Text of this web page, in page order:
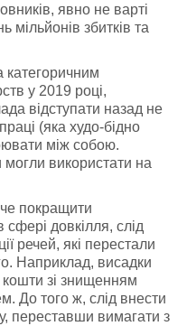
явно не варті
мільйонів збитків та
категоричним
у 2019 році,
відступати назад не
(яка худо-бідно
між собою.
використати на
покращити
довкілля, слід
речей, які перестали
Наприклад, висадки
зі знищенням
До того ж, слід внести
переставши вимагати з